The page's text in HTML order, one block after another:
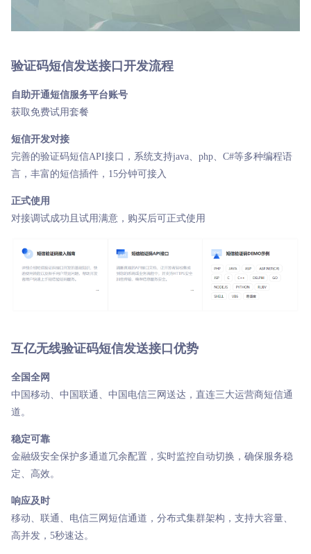
验证码短信发送接口开发流程
自助开通短信服务平台账号
获取免费试用套餐
短信开发对接
完善的验证码短信API接口，系统支持java、php、C#等多种编程语
言，丰富的短信插件，15分钟可接入
正式使用
对接调试成功且试用满意，购买后可正式使用
互亿无线验证码短信发送接口优势
全国全网
中国移动、中国联通、中国电信三网送达，直连三大运营商短信通
道。
稳定可靠
金融级安全保护多通道冗余配置，实时监控自动切换，确保服务稳
定、高效。
响应及时
移动、联通、电信三网短信通道，分布式集群架构，支持大容量、
高并发，5秒速达。